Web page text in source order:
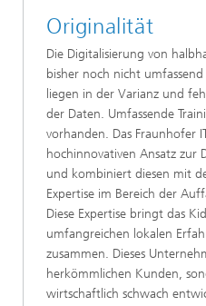
Originalität
Die Digitalisierung von
bisher noch nicht
liegen in der Varianz und
der Daten. Umfassende
vorhanden. Das Fraunhofer
hochinnovativen Ansatz zur
und kombiniert diesen mit
Expertise im Bereich der
Diese Expertise bringt das
umfangreichen lokalen
zusammen. Dieses
herkömmlichen Kunden,
wirtschaftlich schwach